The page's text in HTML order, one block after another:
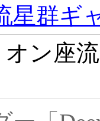
星群ギ
オン座